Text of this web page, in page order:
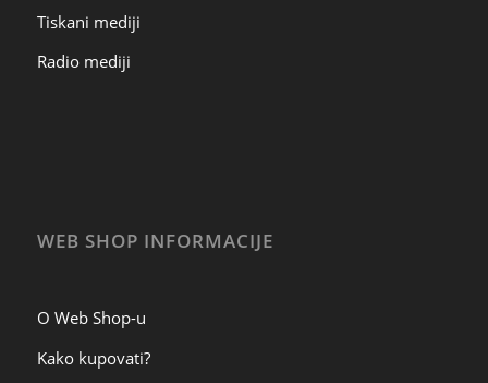
Tiskani mediji
Radio mediji
WEB SHOP INFORMACIJE
O Web Shop-u
Kako kupovati?